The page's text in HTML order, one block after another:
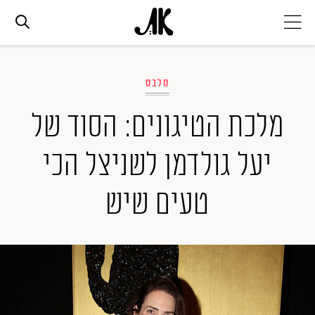
אופנה
ביוטי
סלבס
ערוצים נוספים
המגזין
סלבס
מלכת הטיגונים: הסוד של
יעל גולדמן לשניצל הכי
טעים שיש